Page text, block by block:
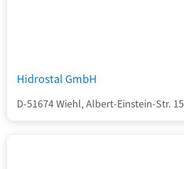
Hidrostal GmbH
D-51674 Wiehl, Albert-Einstein-Str. 15